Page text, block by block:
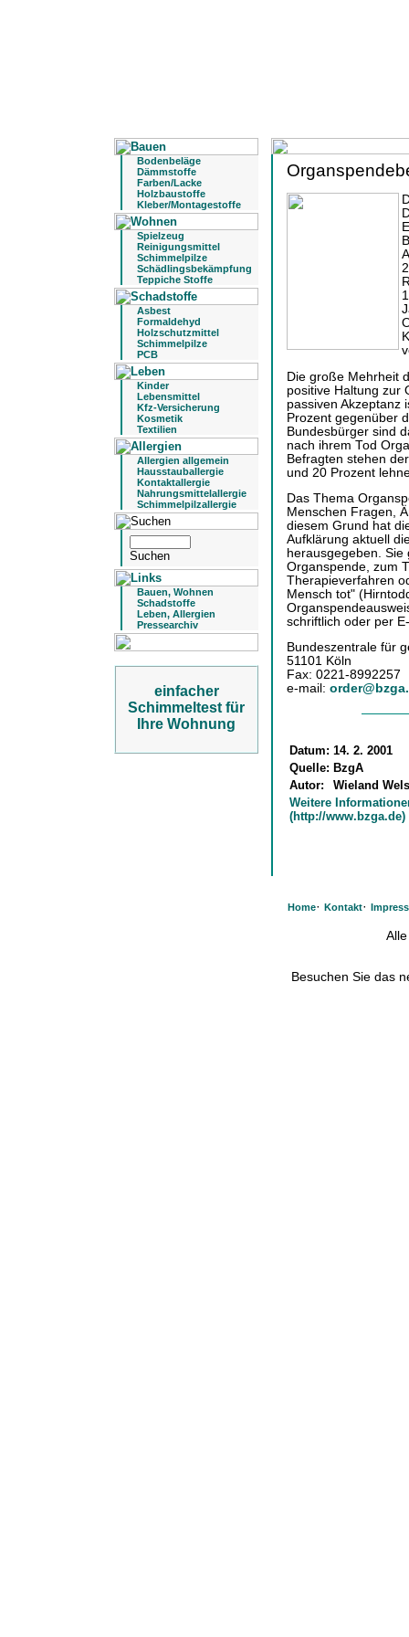
Bodenbeläge
Dämmstoffe
Farben/Lacke
Holzbaustoffe
Kleber/Montagestoffe
Spielzeug
Reinigungsmittel
Schimmelpilze
Schädlingsbekämpfung
Teppiche Stoffe
Asbest
Formaldehyd
Holzschutzmittel
Schimmelpilze
PCB
Kinder
Lebensmittel
Kfz-Versicherung
Kosmetik
Textilien
Allergien allgemein
Hausstauballergie
Kontaktallergie
Nahrungsmittelallergie
Schimmelpilzallergie
Bauen, Wohnen
Schadstoffe
Leben, Allergien
Pressearchiv
einfacher
Schimmeltest für
Ihre Wohnung
Die große Mehrheit
positive Haltung zur
passiven Akzeptanz
Prozent gegenüber
Bundesbürger sind
nach ihrem Tod
Befragten stehen
und 20 Prozent
Das Thema
Menschen Fragen,
diesem Grund hat
Aufklärung aktuell
herausgegeben. Sie
Organspende, zum
Therapieverfahren
Mensch tot"
schriftlich oder per
Bundeszentrale für
51101 Köln
Fax: 0221-8992257
e-mail:
Datum: 14. 2. 2001
Quelle: BzgA
Autor:
Wieland
Weitere
(http://www.bzga.de)
Home· Kontakt·
Besuchen Sie das